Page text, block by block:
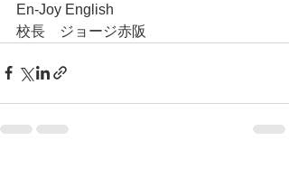
En-Joy English
校長　ジョージ赤阪